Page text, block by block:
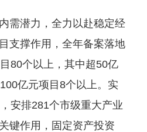
潜力，全力以赴稳定经
支撑作用，全年备案落地
80个以上，其中超50亿
亿元项目8个以上。实
安排281个市级重大产业
键作用，固定资产投资